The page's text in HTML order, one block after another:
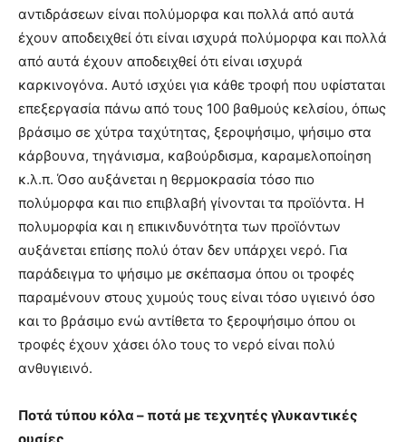
αντιδράσεων είναι πολύμορφα και πολλά από αυτά
έχουν αποδειχθεί ότι είναι ισχυρά πολύμορφα και πολλά
από αυτά έχουν αποδειχθεί ότι είναι ισχυρά
καρκινογόνα. Αυτό ισχύει για κάθε τροφή που υφίσταται
επεξεργασία πάνω από τους 100 βαθμούς κελσίου, όπως
βράσιμο σε χύτρα ταχύτητας, ξεροψήσιμο, ψήσιμο στα
κάρβουνα, τηγάνισμα, καβούρδισμα, καραμελοποίηση
κ.λ.π. Όσο αυξάνεται η θερμοκρασία τόσο πιο
πολύμορφα και πιο επιβλαβή γίνονται τα προϊόντα. Η
πολυμορφία και η επικινδυνότητα των προϊόντων
αυξάνεται επίσης πολύ όταν δεν υπάρχει νερό. Για
παράδειγμα το ψήσιμο με σκέπασμα όπου οι τροφές
παραμένουν στους χυμούς τους είναι τόσο υγιεινό όσο
και το βράσιμο ενώ αντίθετα το ξεροψήσιμο όπου οι
τροφές έχουν χάσει όλο τους το νερό είναι πολύ
ανθυγιεινό.
Ποτά τύπου κόλα – ποτά με τεχνητές γλυκαντικές